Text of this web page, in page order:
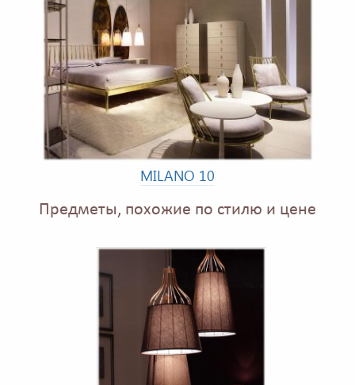
MILANO 10
Предметы, похожие по стилю и цене